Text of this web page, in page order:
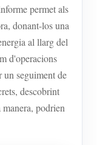
permet als
donant-los una
al llarg del
d'operacions
un seguiment de
descobrint
podrien